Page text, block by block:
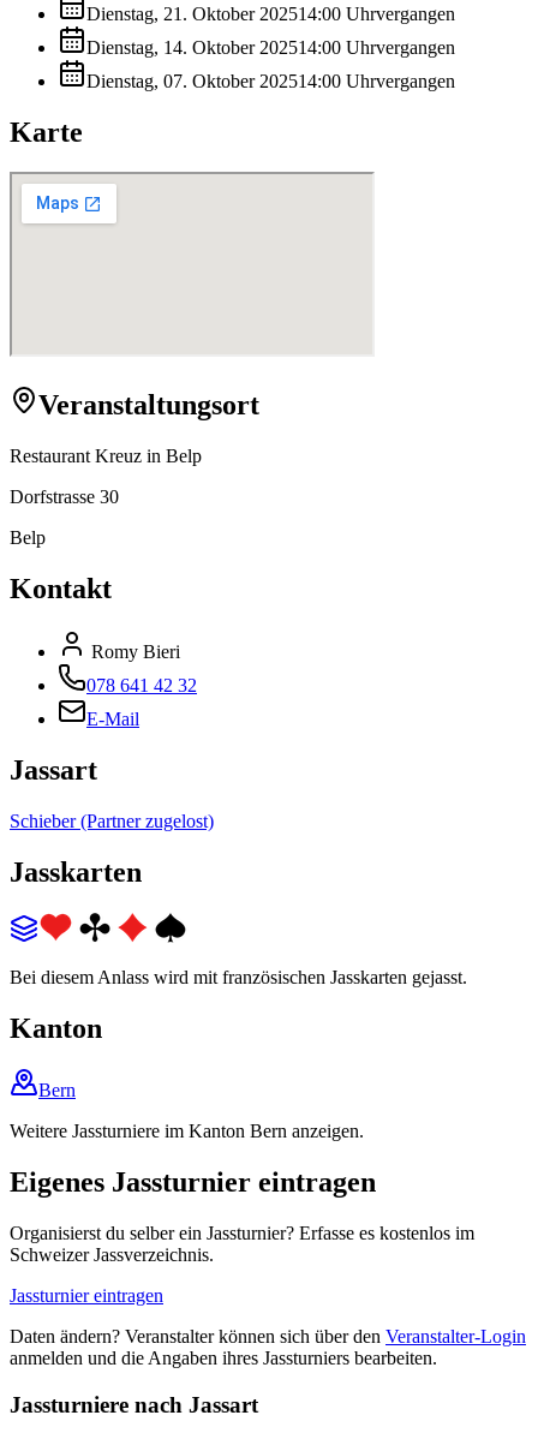
Dienstag, 21. Oktober 202514:00 Uhrvergangen
Dienstag, 14. Oktober 202514:00 Uhrvergangen
Dienstag, 07. Oktober 202514:00 Uhrvergangen
Karte
Veranstaltungsort
Restaurant Kreuz in Belp
Dorfstrasse 30
Belp
Kontakt
Romy Bieri
078 641 42 32
E-Mail
Jassart
Schieber (Partner zugelost)
Jasskarten
Bei diesem Anlass wird mit französischen Jasskarten gejasst.
Kanton
Bern
Weitere Jassturniere im Kanton Bern anzeigen.
Eigenes Jassturnier eintragen
Organisierst du selber ein Jassturnier? Erfasse es kostenlos im
Schweizer Jassverzeichnis.
Jassturnier eintragen
Daten ändern? Veranstalter können sich über den Veranstalter-Login
anmelden und die Angaben ihres Jassturniers bearbeiten.
Jassturniere nach Jassart